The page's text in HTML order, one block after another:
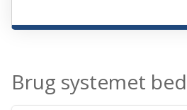
Brug systemet